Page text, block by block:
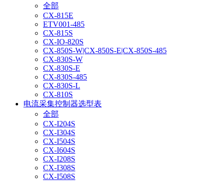
全部
CX-815E
ETV001-485
CX-815S
CX-IO-820S
CX-850S-W|CX-850S-E|CX-850S-485
CX-830S-W
CX-830S-E
CX-830S-485
CX-830S-L
CX-810S
电流采集控制器选型表
全部
CX-I204S
CX-I304S
CX-I504S
CX-I604S
CX-I208S
CX-I308S
CX-I508S